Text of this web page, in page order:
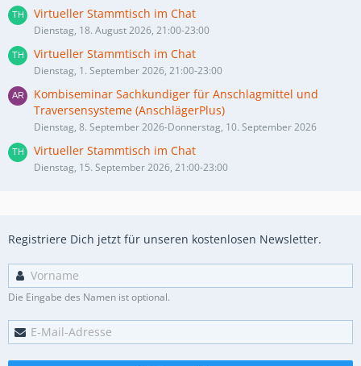
Virtueller Stammtisch im Chat
Dienstag, 18. August 2026, 21:00-23:00
Virtueller Stammtisch im Chat
Dienstag, 1. September 2026, 21:00-23:00
Kombiseminar Sachkundiger für Anschlagmittel und
Traversensysteme (AnschlägerPlus)
Dienstag, 8. September 2026-Donnerstag, 10. September 2026
Virtueller Stammtisch im Chat
Dienstag, 15. September 2026, 21:00-23:00
Registriere Dich jetzt für unseren kostenlosen Newsletter.
Die Eingabe des Namen ist optional.